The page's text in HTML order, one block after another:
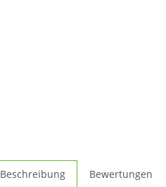
Beschreibung Bewertungen